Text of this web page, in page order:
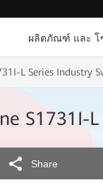
ผลิตภัณฑ์ และ
L Series Industry
S1731I-
Share